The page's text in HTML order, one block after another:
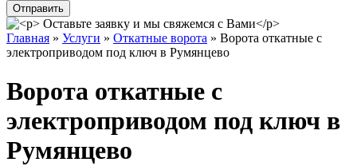
Главная » Услуги » Откатные ворота » Ворота откатные с
электроприводом под ключ в Румянцево
Ворота откатные с
электроприводом под ключ в
Румянцево